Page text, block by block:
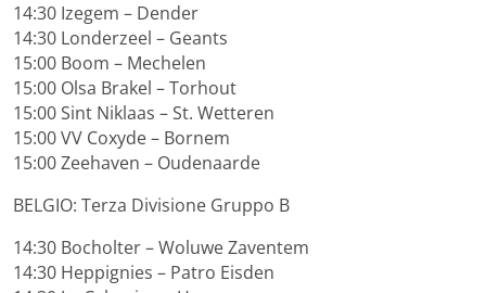
14:30 Izegem – Dender
14:30 Londerzeel – Geants
15:00 Boom – Mechelen
15:00 Olsa Brakel – Torhout
15:00 Sint Niklaas – St. Wetteren
15:00 VV Coxyde – Bornem
15:00 Zeehaven – Oudenaarde
BELGIO: Terza Divisione Gruppo B
14:30 Bocholter – Woluwe Zaventem
14:30 Heppignies – Patro Eisden